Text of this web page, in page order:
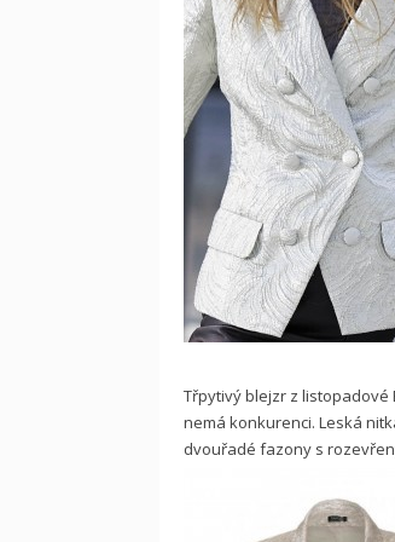
Třpytivý blejzr z listopadové
nemá konkurenci. Leská
dvouřadé fazony s